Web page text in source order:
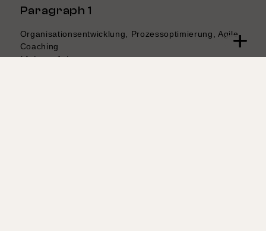
Paragraph 1
Organisationsentwicklung, Prozessoptimierung, Agile
Coaching
Mehr erfahren